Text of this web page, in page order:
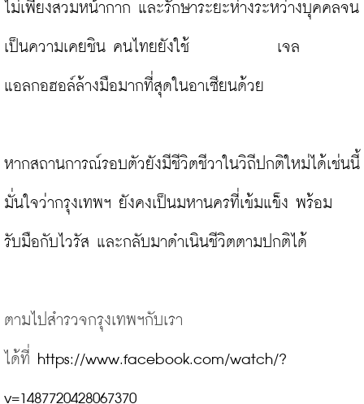
ไม่เพียงสวมหน้ากาก และรักษาระยะห่างระหว่างบุคคลจน
เป็นความเคยชิน คนไทยยังใช้            เจล
แอลกอฮอล์ล้างมือมากที่สุดในอาเซียนด้วย
หากสถานการณ์รอบตัวยังมีชีวิตชีวาในวิถีปกติใหม่ได้เช่นนี้
มั่นใจว่ากรุงเทพฯ ยังคงเป็นมหานครที่เข้มแข็ง พร้อม
รับมือกับไวรัส และกลับมาดำเนินชีวิตตามปกติได้
ตามไปสำรวจกรุงเทพฯกับเรา
ได้ที่ https://www.facebook.com/watch/?
v=1487720428067370